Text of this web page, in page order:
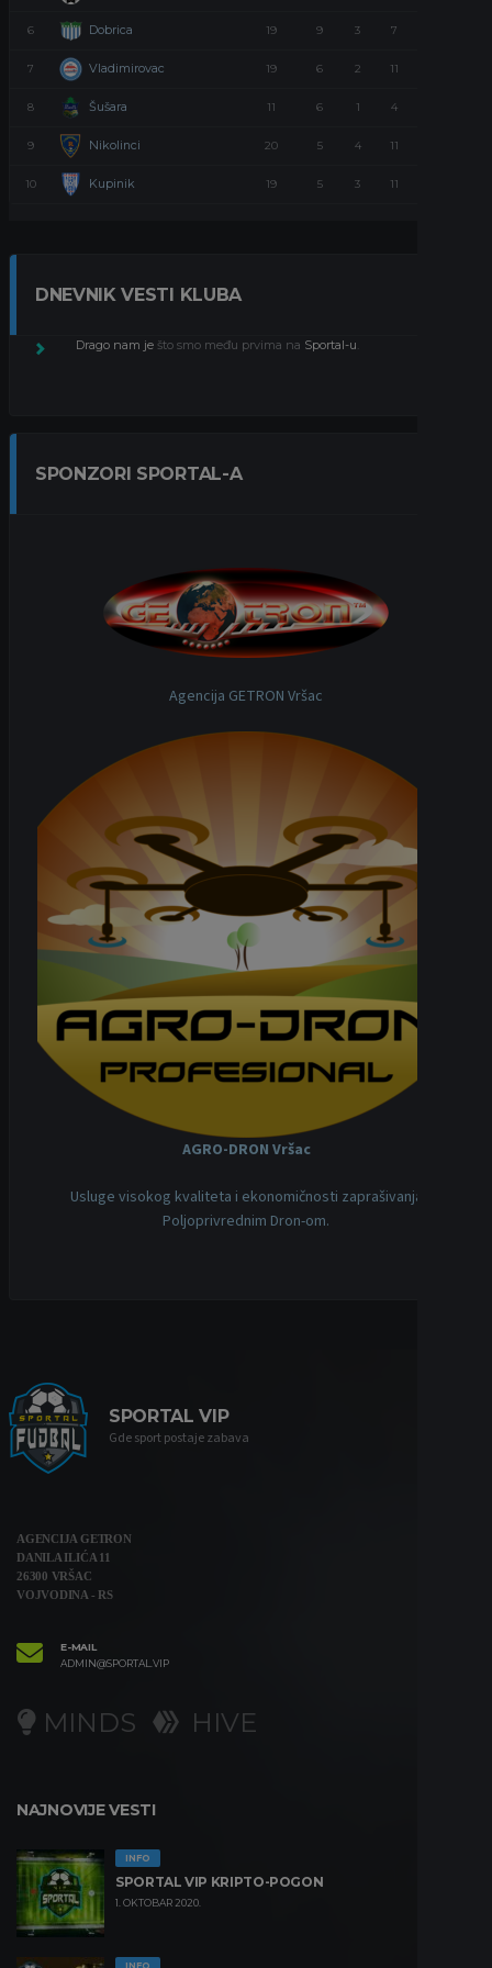
6 Dobrica 19 9 3 7
7 Vladimirovac 19 6 2 11
8 Šušara 11 6 1 4
9 Nikolinci 20 5 4 11
10 Kupinik 19 5 3 11
DNEVNIK VESTI KLUBA
Drago nam je što smo među prvima na Sportal-u.
SPONZORI SPORTAL-A
Agencija GETRON Vršac
AGRO-DRON Vršac
Usluge visokog kvaliteta i ekonomičnosti zaprašivanja
Poljoprivrednim Dron-om.
SPORTAL VIP
Gde sport postaje zabava
AGENCIJA GETRON
DANILA ILIĆA 11
26300 VRŠAC
VOJVODINA - RS
E-MAIL
ADMIN@SPORTAL.VIP
MINDS HIVE
NAJNOVIJE VESTI
INFO
SPORTAL VIP KRIPTO-POGON
1. OKTOBAR 2020.